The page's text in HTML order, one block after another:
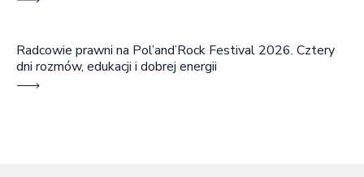
Radcowie prawni na Pol’and’Rock Festival 2026. Cztery
dni rozmów, edukacji i dobrej energii